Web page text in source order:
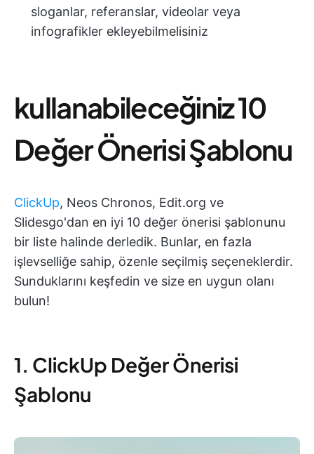
sloganlar, referanslar, videolar veya
infografikler ekleyebilmelisiniz
kullanabileceğiniz 10
Değer Önerisi Şablonu
ClickUp, Neos Chronos, Edit.org ve
Slidesgo'dan en iyi 10 değer önerisi şablonunu
bir liste halinde derledik. Bunlar, en fazla
işlevselliğe sahip, özenle seçilmiş seçeneklerdir.
Sunduklarını keşfedin ve size en uygun olanı
bulun!
1. ClickUp Değer Önerisi
Şablonu